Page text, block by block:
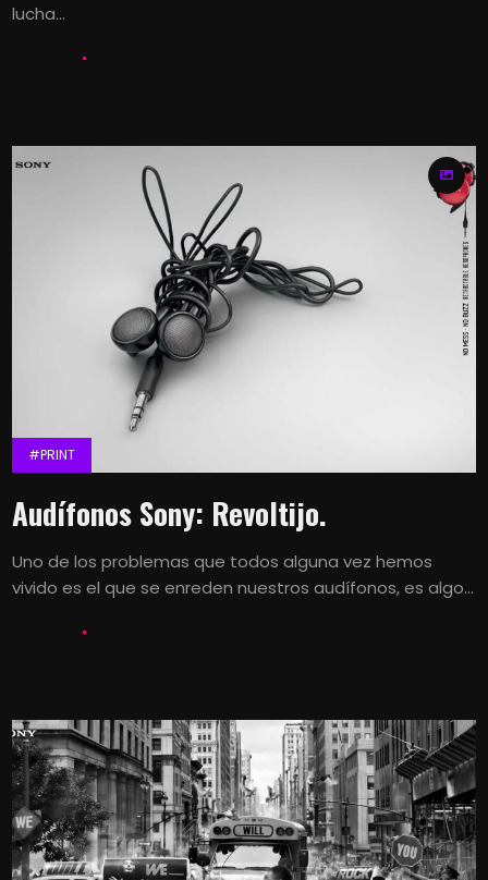
lucha...
#PRINT
Audífonos Sony: Revoltijo.
Uno de los problemas que todos alguna vez hemos
vivido es el que se enreden nuestros audífonos, es algo...